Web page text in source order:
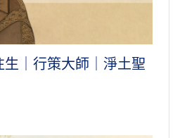
｜行策大師｜淨土聖